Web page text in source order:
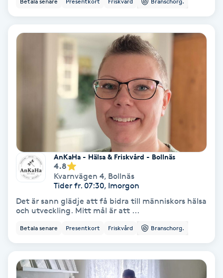
Barnklippning
Bottenfärg
Brynformning
AnKaHa - Hälsa & Friskvård - Bollnäs
4.8
Kvarnvägen 4, Bollnäs
Tider fr. 07:30, Imorgon
Det är sann glädje att få bidra till människors hälsa
och utveckling. Mitt mål är att ...
Betala senare Presentkort Friskvård Branschorg.